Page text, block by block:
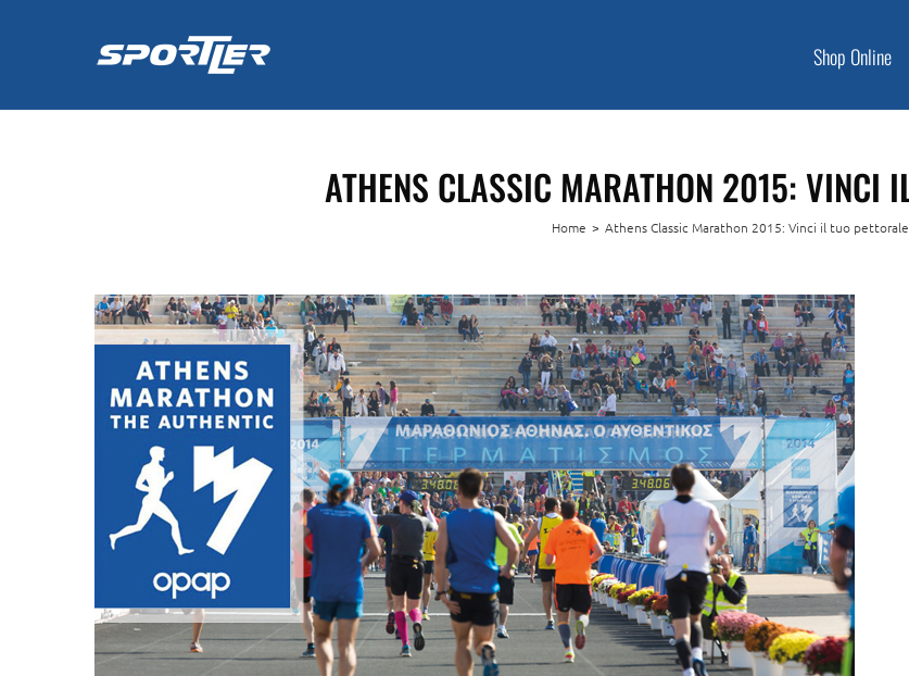
Shop Online
ATHENS CLASSIC MARATHON 2015: VINCI
Home > Athens Classic Marathon 2015: Vinci il tuo pettorale